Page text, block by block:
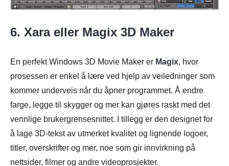
6. Xara eller Magix 3D Maker
En perfekt Windows 3D Movie Maker er Magix, hvor
prosessen er enkel å lære ved hjelp av veiledninger som
kommer underveis når du åpner programmet. Å endre
farge, legge til skygger og mer kan gjøres raskt med det
vennlige brukergrensesnittet. I tillegg er den designet for
å lage 3D-tekst av utmerket kvalitet og lignende logoer,
titler, overskrifter og mer, noe som gir innvirkning på
nettsider, filmer og andre videoprosjekter.